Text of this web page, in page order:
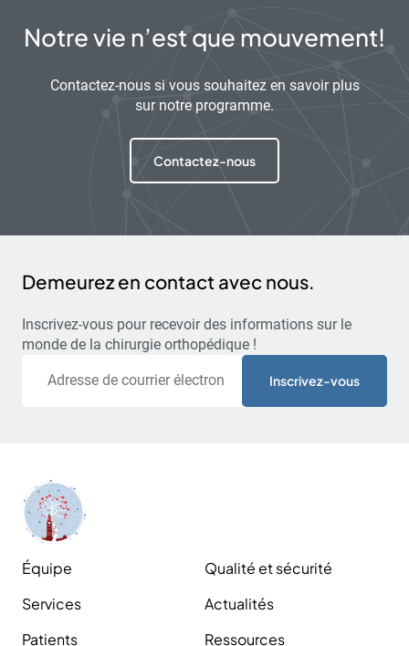
Notre vie n’est que mouvement!
Contactez-nous si vous souhaitez en savoir plus
sur notre programme.
Contactez-nous
Demeurez en contact avec nous.
Inscrivez-vous pour recevoir des informations sur le
monde de la chirurgie orthopédique !
Équipe
Services
Patients
Qualité et sécurité
Actualités
Ressources